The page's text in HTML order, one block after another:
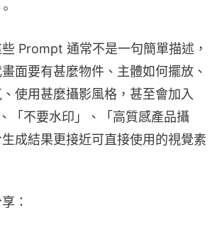
Prompt 通常不是一句簡單描述，
面要有甚麼物件、主體如何擺放、
使用甚麼攝影風格，甚至會加入
「不要水印」、「高質感產品攝
成結果更接近可直接使用的視覺素
：